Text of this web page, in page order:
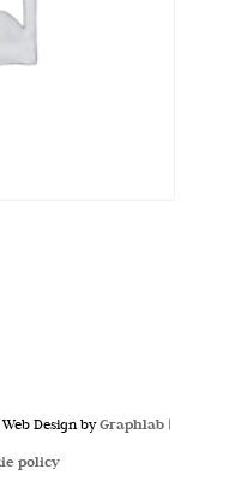
Web Design byGraphlab|
policy